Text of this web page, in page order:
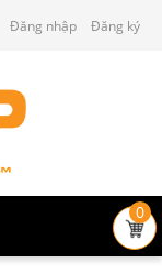
Đăng nhập Đăng ký
0